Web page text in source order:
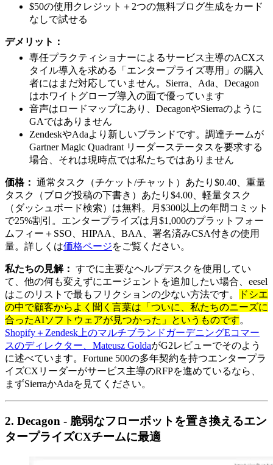
$50の使用クレジット＋2つの無料ブログ生成をカード
なしで試せる
デメリット：
専任プラクティショナーによるサービス主導のACXス
タイル導入を求める「エンタープライズ専用」の購入
者にはまだ対応していません。Sierra、Ada、Decagon
はホワイトグローブ導入の面で優っています
音声はロードマップにあり、DecagonやSierraのように
GAではありません
ZendeskやAdaより新しいブランドです。調達チームが
Gartner Magic Quadrant リーダーステータスを要求する
場合、それは現時点では私たちではありません
価格： 通常タスク（チケット/チャット）あたり$0.40、重量
タスク（ブログ投稿の下書き）あたり$4.00、軽量タスク
（ダッシュボード検索）は無料。月$300以上の年間コミット
で25%割引。エンタープライズは月$1,000のプラットフォー
ムフィー＋SSO、HIPAA、BAA、署名済みCSA付きの使用
量。詳しくは価格ページをご覧ください。
私たちの見解： すでに主要なヘルプデスクを使用してい
て、他の何も変えずにエージェントを追加したい場合、eesel
はこのリストで最もフリクションの少ない方法です。
ドシエ
の中で顧客からよく聞く言葉は「ついに、私たちのニーズに
合ったAIソフトウェアが見つかった」というものです。
Shopify＋Zendesk上のマルチブランドガーデニングEコマー
スのディレクター、Mateusz GoldaがG2レビューでそのよう
に述べています。Fortune 500の多年契約を持つエンタープラ
イズCXリーダーがサービス主導のRFPを進めているなら、
まずSierraかAdaを見てください。
2. Decagon - 脆弱なフローボットを置き換えるエン
タープライズCXチームに最適